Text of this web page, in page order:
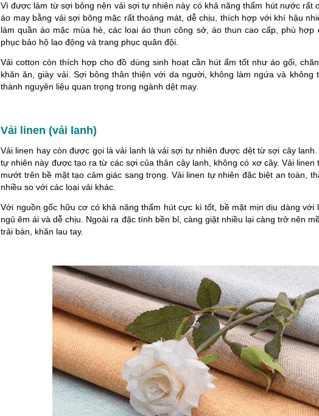
Vì được làm từ sợi bông nên vải sợi tự nhiên này có khả năng thấm hút nước rất
áo may bằng vải sợi bông mặc rất thoáng mát, dễ chịu, thích hợp với khí hậu
làm quần áo mặc mùa hè, các loại áo thun công sở, áo thun cao cấp, phù
phục bảo hộ lao động và trang phục quân đội.
Vải cotton còn thích hợp cho đồ dùng sinh hoạt cần hút ẩm tốt như áo gối,
khăn ăn, giày vải. Sợi bông thân thiện với da người, không làm ngứa và
thành nguyên liệu quan trọng trong ngành dệt may.
Vải linen (vải lanh)
Vải linen hay còn được gọi là vải lanh là vải sợi tự nhiên được dệt từ sợi cây
tự nhiên này được tạo ra từ các sợi của thân cây lanh, không có xơ cây. Vải
mướt trên bề mặt tạo cảm giác sang trọng. Vải linen tự nhiên đặc biệt an toàn,
nhiều so với các loại vải khác.
Với nguồn gốc hữu cơ có khả năng thấm hút cực kì tốt, bề mặt mịn dịu dàng
ngủ êm ái và dễ chịu. Ngoài ra đặc tính bền bỉ, càng giặt nhiều lại càng trở nên
trải bàn, khăn lau tay.